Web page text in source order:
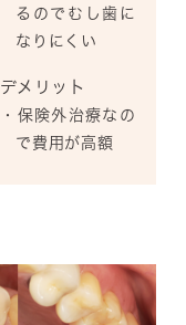
るのでむし歯に
なりにくい
デメリット
・保険外治療なの
で費用が高額